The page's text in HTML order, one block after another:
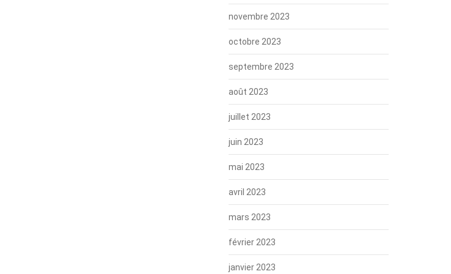
novembre 2023
octobre 2023
septembre 2023
août 2023
juillet 2023
juin 2023
mai 2023
avril 2023
mars 2023
février 2023
janvier 2023